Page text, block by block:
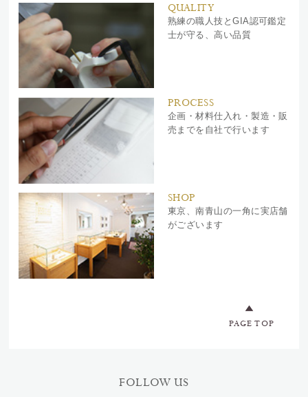
QUALITY
熟練の職人技とGIA認可鑑定
士が守る、高い品質
PROCESS
企画・材料仕入れ・製造・販
売までを自社で行います
SHOP
東京、南青山の一角に実店舗
がございます
PAGE TOP
FOLLOW US